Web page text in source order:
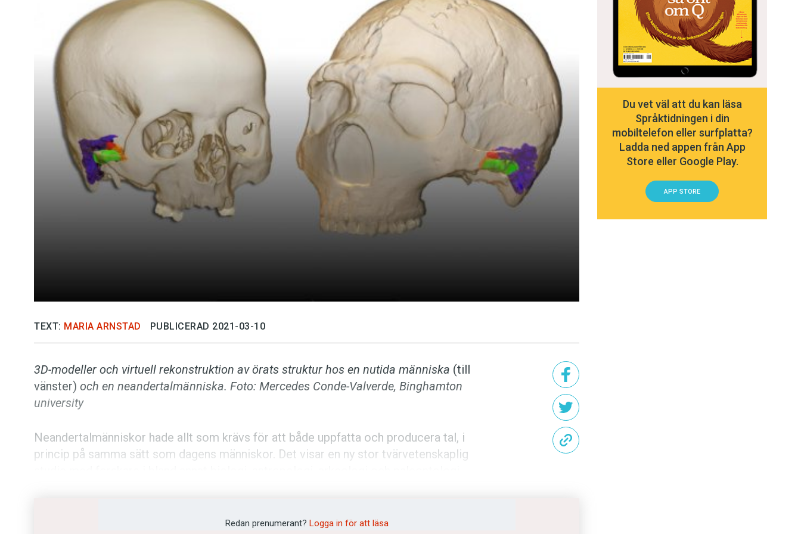
Kviss
Anmäl till språkpolisen
Föreslå nyord
Annonsera
Prenumerera
Läs Språktidningen digitalt
TEXT: MARIA ARNSTAD PUBLICERAD 2021-03-10
3D-modeller och virtuell rekonstruktion av örats struktur hos en nutida människa (till
vänster) och en neandertalmänniska. Foto: Mercedes Conde-Valverde, Binghamton
university
Neandertalmänniskor hade allt som krävs för att både uppfatta och producera tal, i
princip på samma sätt som dagens människor. Det visar en ny stor tvärvetenskaplig
en uppfattning om hur de kommunicerade. Forskarna har tagit fram 3D-modeller av
Redan prenumerant? Logga in för att läsa
Du vet väl att du kan läsa
Språktidningen i din
mobiltelefon eller surfplatta?
Ladda ned appen från App
Store eller Google Play.
APP STORE